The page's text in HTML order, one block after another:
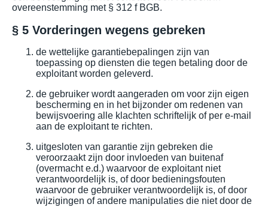
overeenstemming met § 312 f BGB.
§ 5 Vorderingen wegens gebreken
de wettelijke garantiebepalingen zijn van
toepassing op diensten die tegen betaling door de
exploitant worden geleverd.
de gebruiker wordt aangeraden om voor zijn eigen
bescherming en in het bijzonder om redenen van
bewijsvoering alle klachten schriftelijk of per e-mail
aan de exploitant te richten.
uitgesloten van garantie zijn gebreken die
veroorzaakt zijn door invloeden van buitenaf
(overmacht e.d.) waarvoor de exploitant niet
verantwoordelijk is, of door bedieningsfouten
waarvoor de gebruiker verantwoordelijk is, of door
wijzigingen of andere manipulaties die niet door de